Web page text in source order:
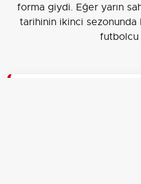
forma giydi. Eğer yarın
tarihinin ikinci sezonunda
futbolcu